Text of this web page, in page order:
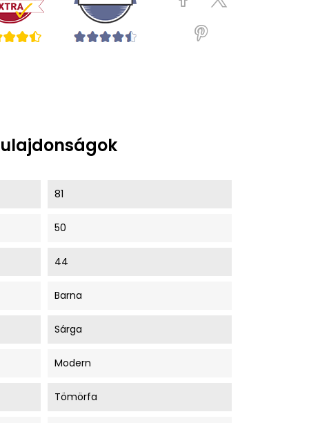
81
50
44
Barna
Sárga
Modern
Tömörfa